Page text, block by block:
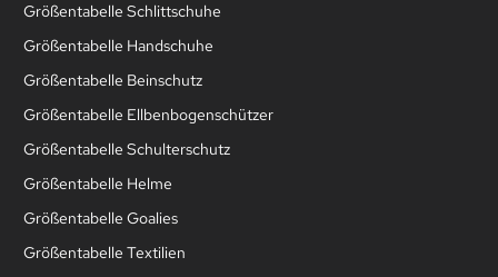
Größentabelle Schlittschuhe
Größentabelle Handschuhe
Größentabelle Beinschutz
Größentabelle Ellbenbogenschützer
Größentabelle Schulterschutz
Größentabelle Helme
Größentabelle Goalies
Größentabelle Textilien